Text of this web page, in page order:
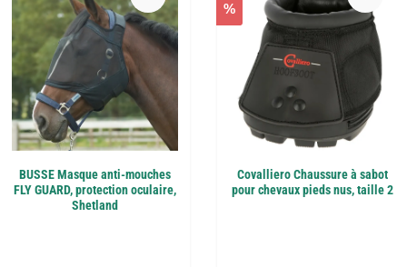
BUSSE Masque anti-mouches
FLY GUARD, protection oculaire,
Shetland
%
Covalliero Chaussure à sabot
pour chevaux pieds nus, taille 2